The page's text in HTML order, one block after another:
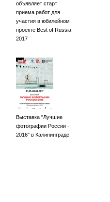
объявляет старт
приема работ для
участия в юбилейном
проекте Best of Russia
2017
Выставка "Лучшие
фотографии России -
2016" в Калининграде